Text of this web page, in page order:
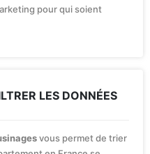
pour qui soient
LES DONNÉES
vous permet de trier